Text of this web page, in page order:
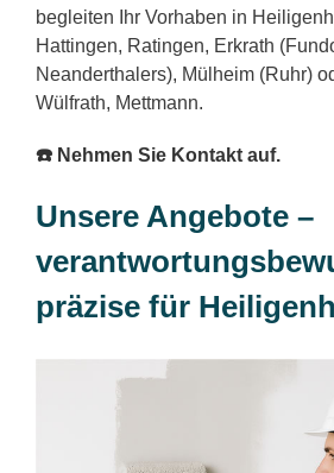
begleiten Ihr Vorhaben in
Hattingen, Ratingen, Erkrath
Neanderthalers), Mülheim (Ruhr)
Wülfrath, Mettmann.
☎️ Nehmen Sie Kontakt auf.
Unsere Angebote –
präzise für